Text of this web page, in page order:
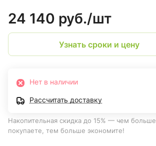
24 140 руб./шт
Узнать сроки и цену
Нет в наличии
Рассчитать доставку
Накопительная скидка до 15% — чем больше
покупаете, тем больше экономите!